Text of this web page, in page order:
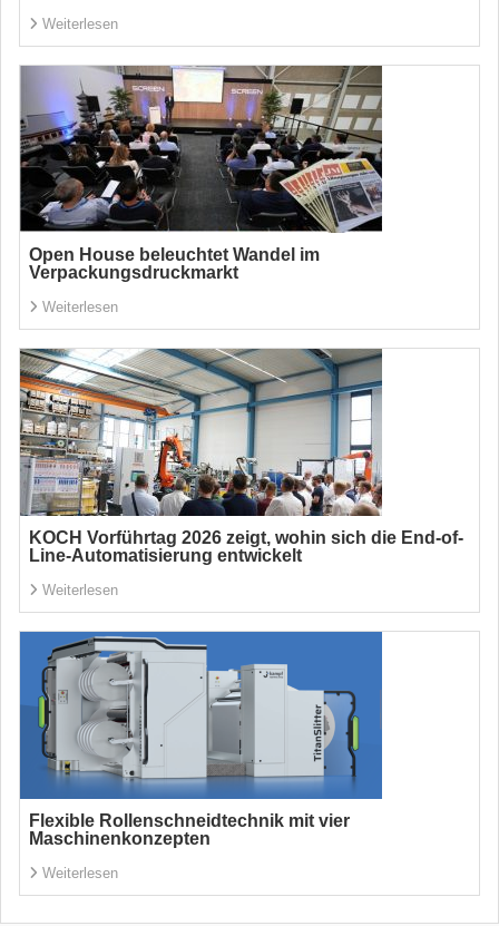
Weiterlesen
Open House beleuchtet Wandel im
Verpackungsdruckmarkt
Weiterlesen
KOCH Vorführtag 2026 zeigt, wohin sich die End-of-
Line-Automatisierung entwickelt
Weiterlesen
Flexible Rollenschneidtechnik mit vier
Maschinenkonzepten
Weiterlesen